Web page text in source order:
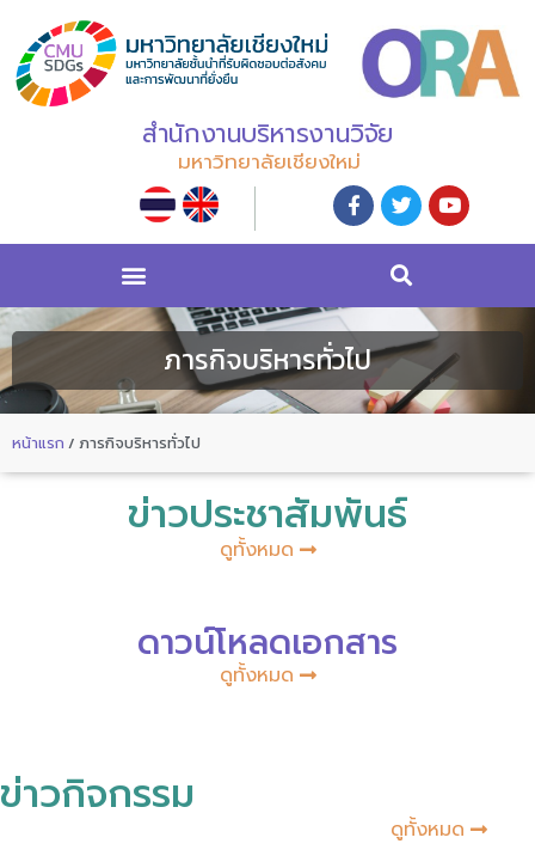
สำนักงานบริหารงานวิจัย
มหาวิทยาลัยเชียงใหม่
ภารกิจบริหารทั่วไป
หน้าแรก / ภารกิจบริหารทั่วไป
ข่าวประชาสัมพันธ์
ดูทั้งหมด
ดาวน์โหลดเอกสาร
ดูทั้งหมด
ข่าวกิจกรรม
ดูทั้งหมด